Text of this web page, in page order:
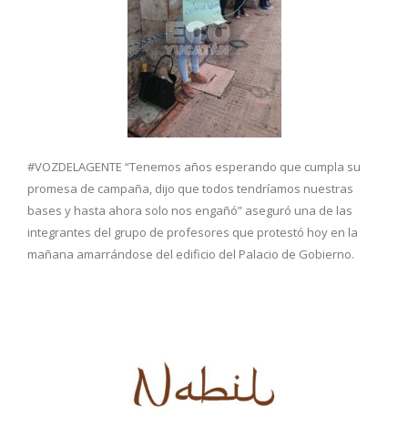
#VOZDELAGENTE “Tenemos años esperando que cumpla su
promesa de campaña, dijo que todos tendríamos nuestras
bases y hasta ahora solo nos engañó” aseguró una de las
integrantes del grupo de profesores que protestó hoy en la
mañana amarrándose del edificio del Palacio de Gobierno.